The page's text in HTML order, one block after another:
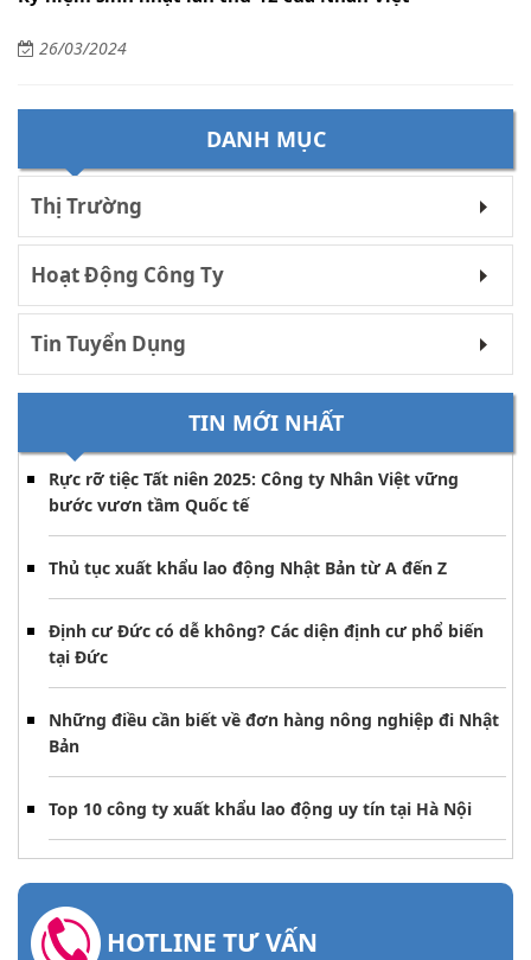
26/03/2024
DANH MỤC
Thị Trường
Hoạt Động Công Ty
Tin Tuyển Dụng
TIN MỚI NHẤT
Rực rỡ tiệc Tất niên 2025: Công ty Nhân Việt vững
bước vươn tầm Quốc tế
Thủ tục xuất khẩu lao động Nhật Bản từ A đến Z
Định cư Đức có dễ không? Các diện định cư phổ biến
tại Đức
Những điều cần biết về đơn hàng nông nghiệp đi Nhật
Bản
Top 10 công ty xuất khẩu lao động uy tín tại Hà Nội
HOTLINE TƯ VẤN